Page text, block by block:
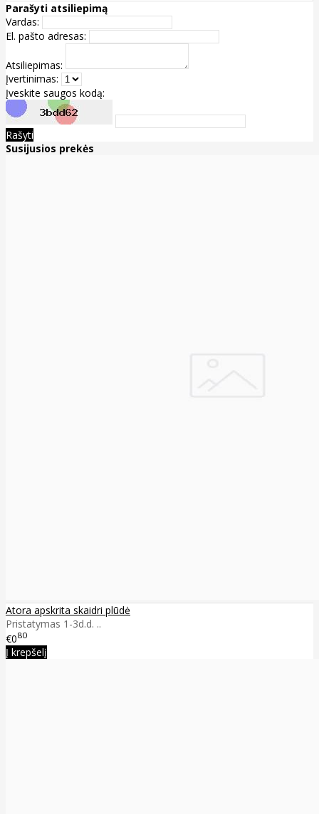
Parašyti atsiliepimą
Vardas:
El. pašto adresas:
Atsiliepimas:
Įvertinimas:
Įveskite saugos kodą:
Rašyti
Susijusios prekės
Atora apskrita skaidri plūdė
Pristatymas 1-3d.d. ..
€080
Į krepšelį